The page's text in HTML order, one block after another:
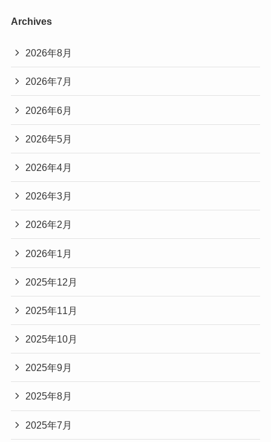
Archives
2026年8月
2026年7月
2026年6月
2026年5月
2026年4月
2026年3月
2026年2月
2026年1月
2025年12月
2025年11月
2025年10月
2025年9月
2025年8月
2025年7月